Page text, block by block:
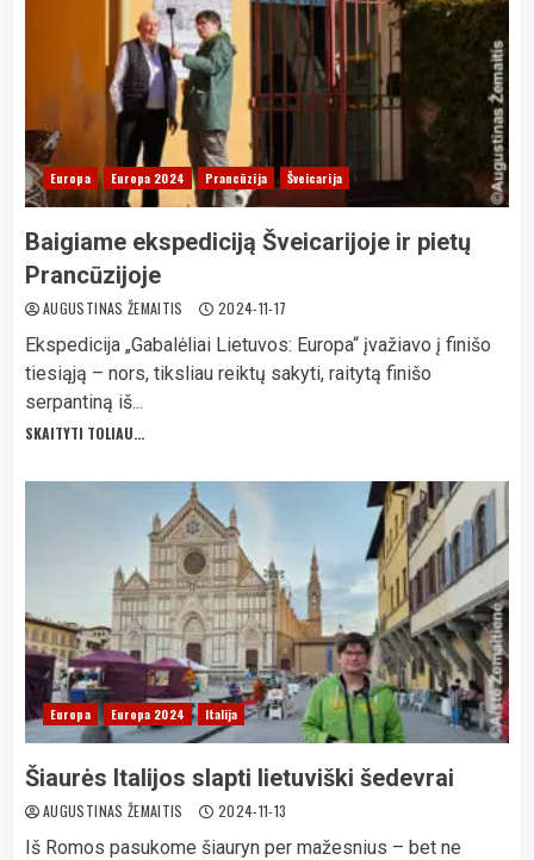
Europa Europa 2024 Prancūzija Šveicarija
Baigiame ekspediciją Šveicarijoje ir pietų
Prancūzijoje
AUGUSTINAS ŽEMAITIS 2024-11-17
Ekspedicija „Gabalėliai Lietuvos: Europa“ įvažiavo į finišo
tiesiąją – nors, tiksliau reiktų sakyti, raitytą finišo
serpantiną iš...
SKAITYTI TOLIAU...
Europa Europa 2024 Italija
Šiaurės Italijos slapti lietuviški šedevrai
AUGUSTINAS ŽEMAITIS 2024-11-13
Iš Romos pasukome šiauryn per mažesnius – bet ne